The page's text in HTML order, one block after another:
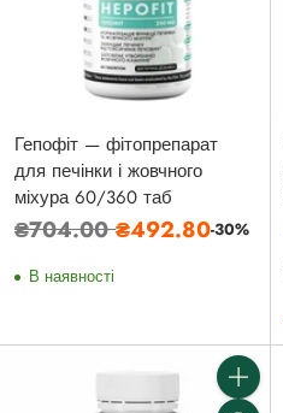
Гепофіт — фітопрепарат
для печінки і жовчного
міхура 60/360 таб
Звичайна
₴704.00₴492.80-30%
В наявності
Кількість